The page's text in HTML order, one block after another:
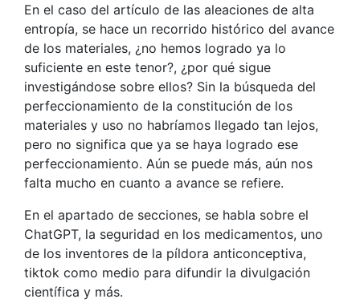
En el caso del artículo de las aleaciones de alta
entropía, se hace un recorrido histórico del avance
de los materiales, ¿no hemos logrado ya lo
suficiente en este tenor?, ¿por qué sigue
investigándose sobre ellos? Sin la búsqueda del
perfeccionamiento de la constitución de los
materiales y uso no habríamos llegado tan lejos,
pero no significa que ya se haya logrado ese
perfeccionamiento. Aún se puede más, aún nos
falta mucho en cuanto a avance se refiere.
En el apartado de secciones, se habla sobre el
ChatGPT, la seguridad en los medicamentos, uno
de los inventores de la píldora anticonceptiva,
tiktok como medio para difundir la divulgación
científica y más.